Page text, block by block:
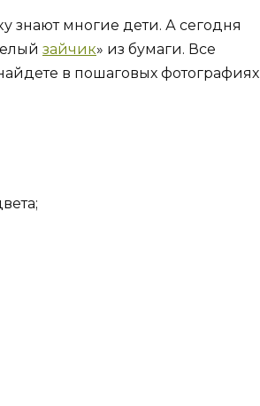
знают многие дети. А сегодня
зайчик» из бумаги. Все
в пошаговых фотографиях